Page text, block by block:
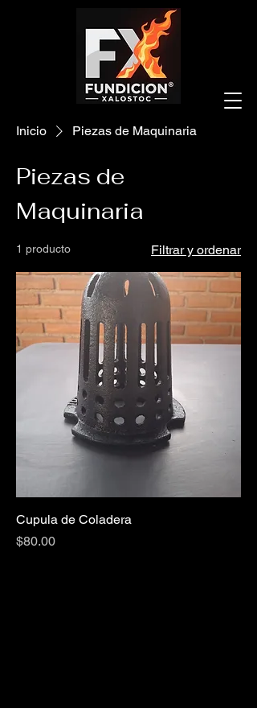
Inicio Piezas de Maquinaria
Piezas de
Maquinaria
1 producto Filtrar y ordenar
Cupula de Coladera
Precio
$80.00